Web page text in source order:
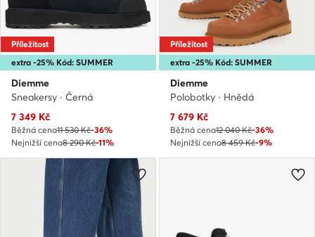
extra -25% Kód: SUMMER
Příležitost
Diemme
Sneakersy · Černá
Aktuální cena
7 349 Kč
Běžná cena11 530 Kč-36%
Nejnižší cena8 290 Kč-11%
extra -25% Kód: SUMMER
Příležitost
Diemme
Polobotky · Hnědá
Aktuální cena
7 679 Kč
Běžná cena12 040 Kč-36%
Nejnižší cena8 459 Kč-9%